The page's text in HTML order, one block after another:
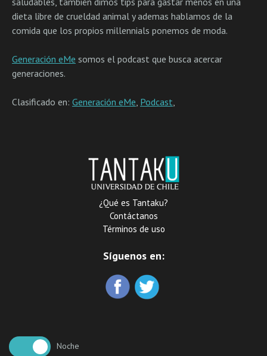
dieta libre de crueldad animal y ademas hablamos de la
comida que los propios millennials ponemos de moda.
Generación eMe somos el podcast que busca acercar
generaciones.
Clasificado en: Generación eMe, Podcast,
¿Qué es Tantaku?
Contáctanos
Términos de uso
Síguenos en:
Noche